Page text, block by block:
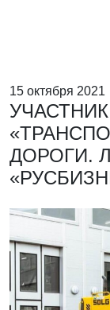
15 октября 2021
ДОРОГИ.